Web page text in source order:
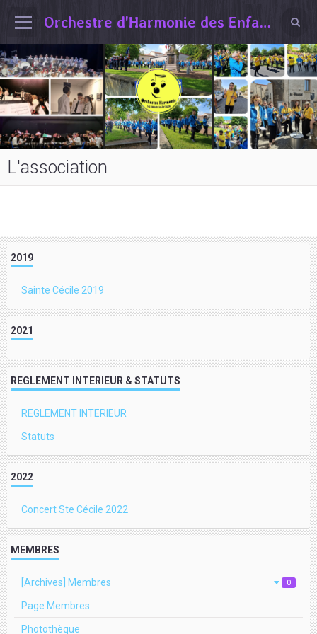
Orchestre d'Harmonie des Enfants de Vertaizon
L'association
2019
Sainte Cécile 2019
2021
REGLEMENT INTERIEUR & STATUTS
REGLEMENT INTERIEUR
Statuts
2022
Concert Ste Cécile 2022
MEMBRES
[Archives] Membres 0
Page Membres
Photothèque